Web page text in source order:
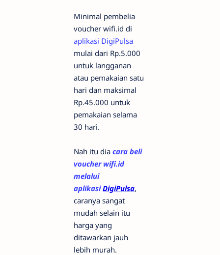
Minimal pembelia
voucher wifi.id di
aplikasi DigiPulsa
mulai dari Rp.5.000
untuk langganan
atau pemakaian satu
hari dan maksimal
Rp.45.000 untuk
pemakaian selama
30 hari.
Nah itu dia cara beli
voucher wifi.id
melalui
aplikasiDigiPulsa,
caranya sangat
mudah selain itu
harga yang
ditawarkan jauh
lebih murah.